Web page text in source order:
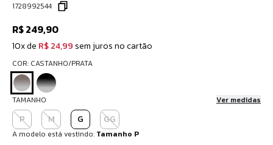
1728992544
R$ 249,90
10x de R$ 24,99 sem juros no cartão
COR: CASTANHO/PRATA
TAMANHO Ver medidas
P M G GG
A modelo está vestindo: Tamanho P